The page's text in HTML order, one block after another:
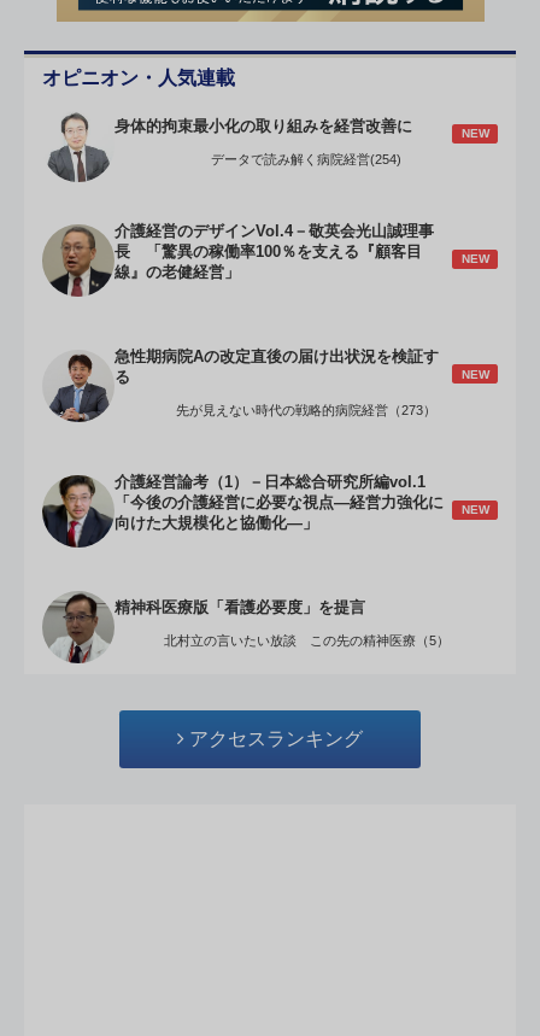
オピニオン・人気連載
身体的拘束最小化の取り組みを経営改善に NEW
データで読み解く病院経営(254)
介護経営のデザインVol.4－敬英会光山誠理事
長 「驚異の稼働率100％を支える『顧客目
線』の老健経営」
NEW
急性期病院Aの改定直後の届け出状況を検証す
る
NEW
先が見えない時代の戦略的病院経営（273）
介護経営論考（1）－日本総合研究所編vol.1
「今後の介護経営に必要な視点―経営力強化に
向けた大規模化と協働化―」
NEW
精神科医療版「看護必要度」を提言
北村立の言いたい放談 この先の精神医療（5）
アクセスランキング